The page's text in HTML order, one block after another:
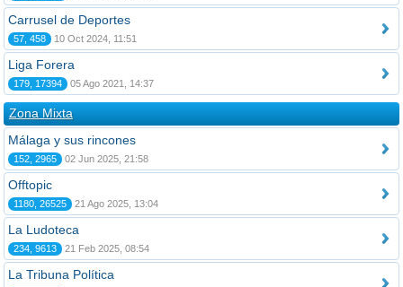
Carrusel de Deportes
57, 458 10 Oct 2024, 11:51
Liga Forera
179, 17394 05 Ago 2021, 14:37
Zona Mixta
Málaga y sus rincones
152, 2965 02 Jun 2025, 21:58
Offtopic
1180, 26525 21 Ago 2025, 13:04
La Ludoteca
234, 9613 21 Feb 2025, 08:54
La Tribuna Política